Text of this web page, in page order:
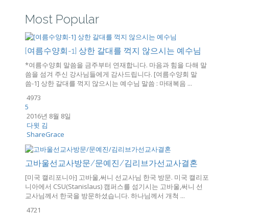
Most Popular
[여름수양회-1] 상한 갈대를 꺽지 않으시는 예수님
*여름수양회 말씀을 금주부터 연재합니다. 마음과 힘을 다해 말
씀을 섬겨 주신 강사님들에게 감사드립니다. [여름수양회 말
씀-1] 상한 갈대를 꺽지 않으시는 예수님 말씀 : 마태복음 ...
4973
5
2016년 8월 8일
다윗 김
ShareGrace
고바울선교사방문/문예진/김리브가선교사결혼
[미국 캘리포니아] 고바울,써니 선교사님 한국 방문. 미국 캘리포
니아에서 CSU(Stanislaus) 캠퍼스를 섬기시는 고바울,써니 선
교사님께서 한국을 방문하셨습니다. 하나님께서 개척 ...
4721